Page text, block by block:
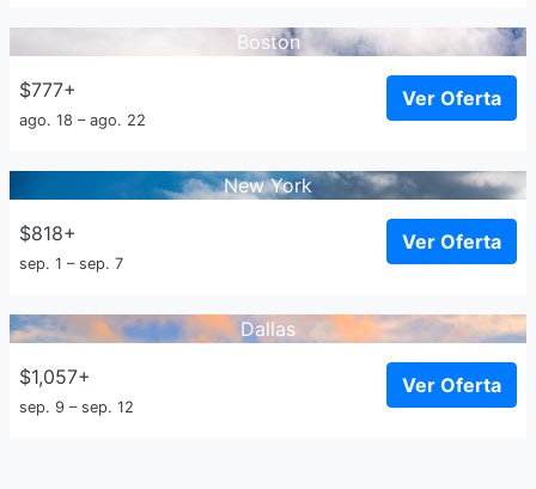
Boston
$777+
ago. 18 – ago. 22
Ver Oferta
New York
$818+
sep. 1 – sep. 7
Ver Oferta
Dallas
$1,057+
sep. 9 – sep. 12
Ver Oferta